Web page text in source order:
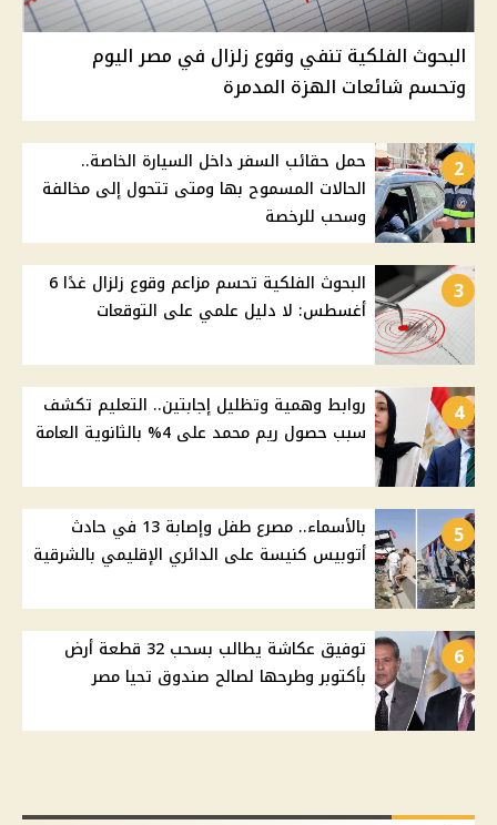
البحوث الفلكية تنفي وقوع زلزال في مصر اليوم
وتحسم شائعات الهزة المدمرة
2
حمل حقائب السفر داخل السيارة الخاصة..
الحالات المسموح بها ومتى تتحول إلى مخالفة
وسحب للرخصة
3
البحوث الفلكية تحسم مزاعم وقوع زلزال غدًا 6
أغسطس: لا دليل علمي على التوقعات
4
روابط وهمية وتظليل إجابتين.. التعليم تكشف
سبب حصول ريم محمد على 4% بالثانوية العامة
5
بالأسماء.. مصرع طفل وإصابة 13 في حادث
أتوبيس كنيسة على الدائري الإقليمي بالشرقية
6
توفيق عكاشة يطالب بسحب 32 قطعة أرض
بأكتوبر وطرحها لصالح صندوق تحيا مصر